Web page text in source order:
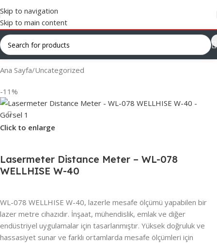
Skip to navigation
Skip to main content
Ana Sayfa/Uncategorized
-11%
Click to enlarge
Lasermeter Distance Meter – WL-078
WELLHISE W-40
WL-078 WELLHISE W-40, lazerle mesafe ölçümü yapabilen bir
lazer metre cihazıdır. İnşaat, mühendislik, emlak ve diğer
endüstriyel uygulamalar için tasarlanmıştır. Yüksek doğruluk ve
hassasiyet sunar ve farklı ortamlarda mesafe ölçümleri için